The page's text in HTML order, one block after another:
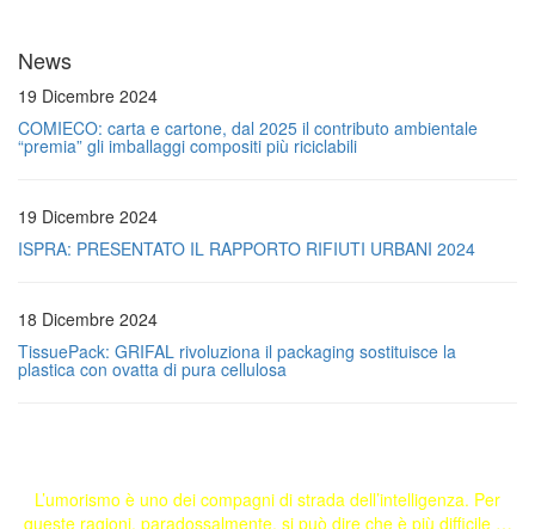
News
19 Dicembre 2024
COMIECO: carta e cartone, dal 2025 il contributo ambientale
“premia” gli imballaggi compositi più riciclabili
19 Dicembre 2024
ISPRA: PRESENTATO IL RAPPORTO RIFIUTI URBANI 2024
18 Dicembre 2024
TissuePack: GRIFAL rivoluziona il packaging sostituisce la
plastica con ovatta di pura cellulosa
L’umorismo è uno dei compagni di strada dell’intelligenza. Per
queste ragioni, paradossalmente, si può dire che è più difficile …